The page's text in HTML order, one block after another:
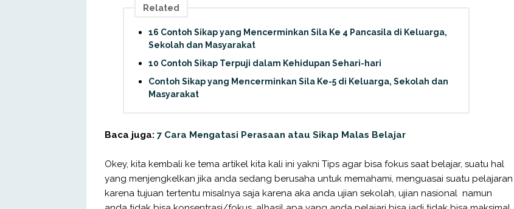
Related
16 Contoh Sikap yang Mencerminkan Sila Ke 4 Pancasila di Keluarga,
Sekolah dan Masyarakat
10 Contoh Sikap Terpuji dalam Kehidupan Sehari-hari
Contoh Sikap yang Mencerminkan Sila Ke-5 di Keluarga, Sekolah dan
Masyarakat
Baca juga: 7 Cara Mengatasi Perasaan atau Sikap Malas Belajar
Okey, kita kembali ke tema artikel kita kali ini yakni Tips agar bisa fokus saat belajar, suatu hal
yang menjengkelkan jika anda sedang berusaha untuk memahami, menguasai suatu pelajaran
karena tujuan tertentu misalnya saja karena aka anda ujian sekolah, ujian nasional namun